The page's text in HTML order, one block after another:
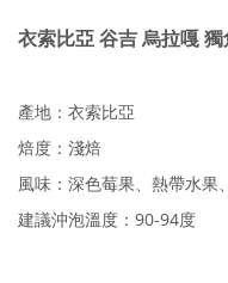
衣索比亞 谷吉 烏拉嘎
產地：衣索比亞
焙度：淺焙
風味：深色莓果、熱帶水果
建議沖泡溫度：90-94度